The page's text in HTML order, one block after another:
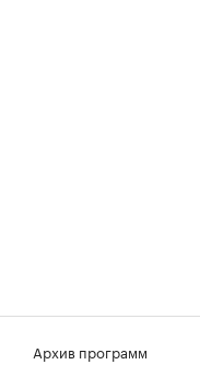
Архив программ